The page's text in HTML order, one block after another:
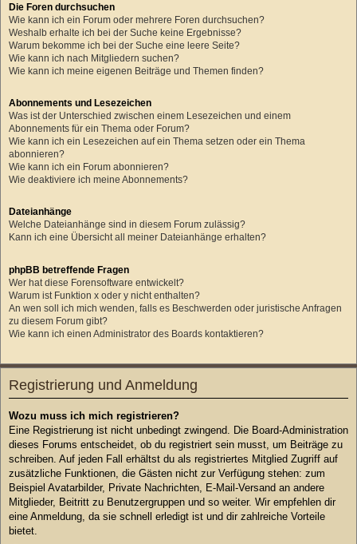
Die Foren durchsuchen
Wie kann ich ein Forum oder mehrere Foren durchsuchen?
Weshalb erhalte ich bei der Suche keine Ergebnisse?
Warum bekomme ich bei der Suche eine leere Seite?
Wie kann ich nach Mitgliedern suchen?
Wie kann ich meine eigenen Beiträge und Themen finden?
Abonnements und Lesezeichen
Was ist der Unterschied zwischen einem Lesezeichen und einem
Abonnements für ein Thema oder Forum?
Wie kann ich ein Lesezeichen auf ein Thema setzen oder ein Thema
abonnieren?
Wie kann ich ein Forum abonnieren?
Wie deaktiviere ich meine Abonnements?
Dateianhänge
Welche Dateianhänge sind in diesem Forum zulässig?
Kann ich eine Übersicht all meiner Dateianhänge erhalten?
phpBB betreffende Fragen
Wer hat diese Forensoftware entwickelt?
Warum ist Funktion x oder y nicht enthalten?
An wen soll ich mich wenden, falls es Beschwerden oder juristische Anfragen
zu diesem Forum gibt?
Wie kann ich einen Administrator des Boards kontaktieren?
Registrierung und Anmeldung
Wozu muss ich mich registrieren?
Eine Registrierung ist nicht unbedingt zwingend. Die Board-Administration
dieses Forums entscheidet, ob du registriert sein musst, um Beiträge zu
schreiben. Auf jeden Fall erhältst du als registriertes Mitglied Zugriff auf
zusätzliche Funktionen, die Gästen nicht zur Verfügung stehen: zum
Beispiel Avatarbilder, Private Nachrichten, E-Mail-Versand an andere
Mitglieder, Beitritt zu Benutzergruppen und so weiter. Wir empfehlen dir
eine Anmeldung, da sie schnell erledigt ist und dir zahlreiche Vorteile
bietet.